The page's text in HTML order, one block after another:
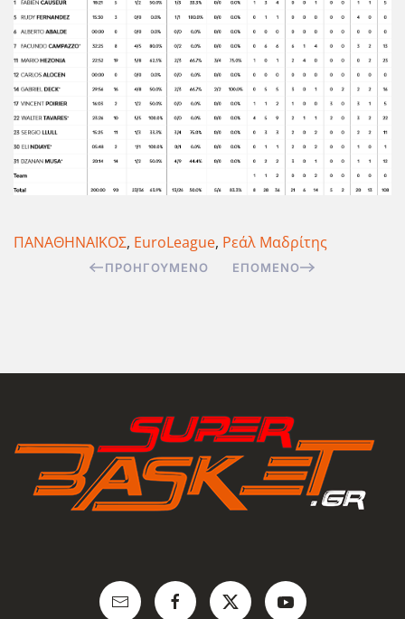
ΠΑΝΑΘΗΝΑΪΚΟΣ, EuroLeague, Ρεάλ Μαδρίτης
ΠΡΟΗΓΟΎΜΕΝΟ ΕΠΌΜΕΝΟ